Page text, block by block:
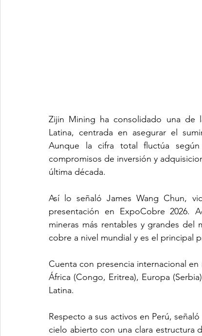
Zijin Mining ha consolidado una de
Latina, centrada en asegurar el
Aunque la cifra total fluctúa
compromisos de inversión y
última década.
Así lo señaló James Wang Chun,
presentación en ExpoCobre 2026.
mineras más rentables y grandes
cobre a nivel mundial y es el principal
Cuenta con presencia internacional
África (Congo, Eritrea), Europa
Latina.
Respecto a sus activos en Perú,
cielo abierto con una clara estructura